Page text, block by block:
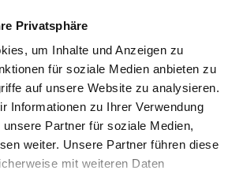
Privatsphäre
um Inhalte und Anzeigen zu
für soziale Medien anbieten zu
auf unsere Website zu analysieren.
Informationen zu Ihrer Verwendung
Partner für soziale Medien,
weiter. Unsere Partner führen diese
mit weiteren Daten
Autor:
Wolfgang Grabner
wird nicht veröffentlicht. Erforderliche